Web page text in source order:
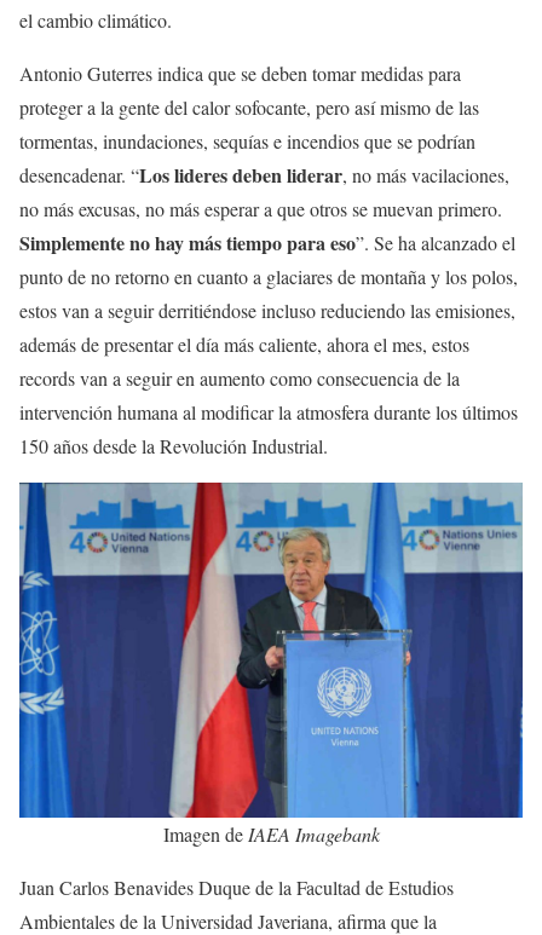
el cambio climático.
Antonio Guterres indica que se deben tomar medidas para
proteger a la gente del calor sofocante, pero así mismo de las
tormentas, inundaciones, sequías e incendios que se podrían
desencadenar. “Los lideres deben liderar, no más vacilaciones,
no más excusas, no más esperar a que otros se muevan primero.
Simplemente no hay más tiempo para eso”. Se ha alcanzado el
punto de no retorno en cuanto a glaciares de montaña y los polos,
estos van a seguir derritiéndose incluso reduciendo las emisiones,
además de presentar el día más caliente, ahora el mes, estos
records van a seguir en aumento como consecuencia de la
intervención humana al modificar la atmosfera durante los últimos
150 años desde la Revolución Industrial.
Imagen de IAEA Imagebank
Juan Carlos Benavides Duque de la Facultad de Estudios
Ambientales de la Universidad Javeriana, afirma que la